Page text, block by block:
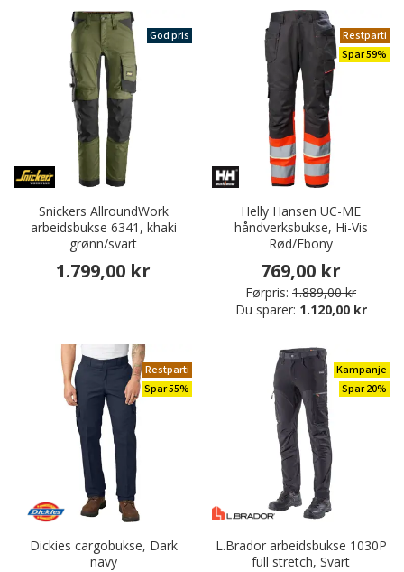
God pris
Snickers AllroundWork
arbeidsbukse 6341, khaki
grønn/svart
1.799,00 kr
Restparti
Spar 59%
Helly Hansen UC-ME
håndverksbukse, Hi-Vis
Rød/Ebony
769,00 kr
Førpris: 1.889,00 kr
Du sparer: 1.120,00 kr
Restparti
Spar 55%
Dickies cargobukse, Dark
navy
Kampanje
Spar 20%
L.Brador arbeidsbukse 1030P
full stretch, Svart